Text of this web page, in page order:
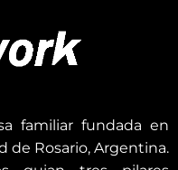
familiar fundada en
de Rosario, Argentina.